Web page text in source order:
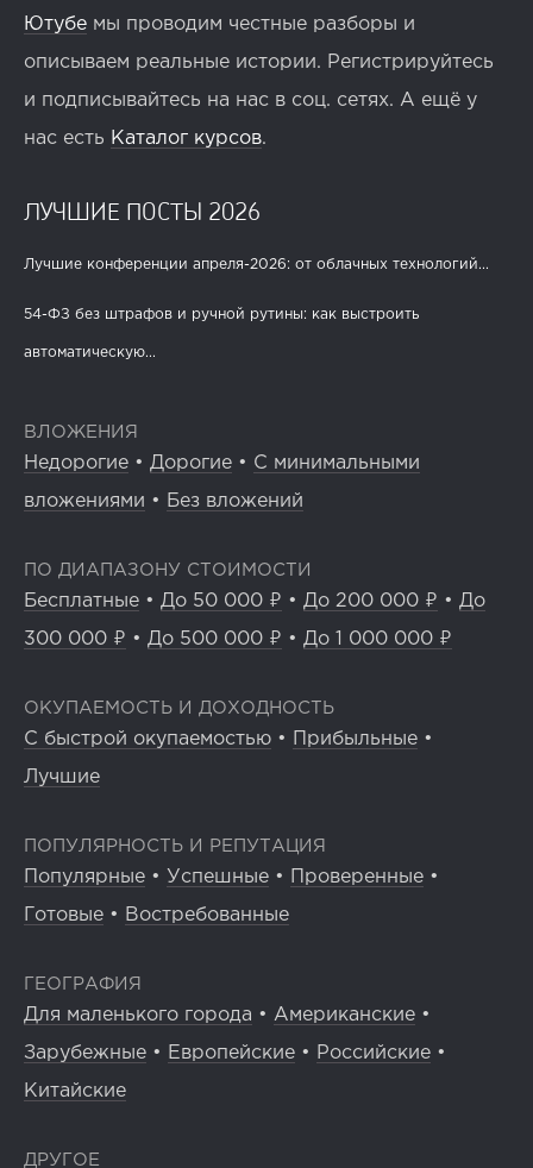
Ютубе мы проводим честные разборы и
описываем реальные истории. Регистрируйтесь
и подписывайтесь на нас в соц. сетях. А ещё у
нас есть Каталог курсов.
ЛУЧШИЕ ПОСТЫ 2026
Лучшие конференции апреля-2026: от облачных технологий...
54-ФЗ без штрафов и ручной рутины: как выстроить
автоматическую...
ВЛОЖЕНИЯ
Недорогие • Дорогие • С минимальными
вложениями • Без вложений
ПО ДИАПАЗОНУ СТОИМОСТИ
Бесплатные • До 50 000 ₽ • До 200 000 ₽ • До
300 000 ₽ • До 500 000 ₽ • До 1 000 000 ₽
ОКУПАЕМОСТЬ И ДОХОДНОСТЬ
С быстрой окупаемостью • Прибыльные •
Лучшие
ПОПУЛЯРНОСТЬ И РЕПУТАЦИЯ
Популярные • Успешные • Проверенные •
Готовые • Востребованные
ГЕОГРАФИЯ
Для маленького города • Американские •
Зарубежные • Европейские • Российские •
Китайские
ДРУГОЕ